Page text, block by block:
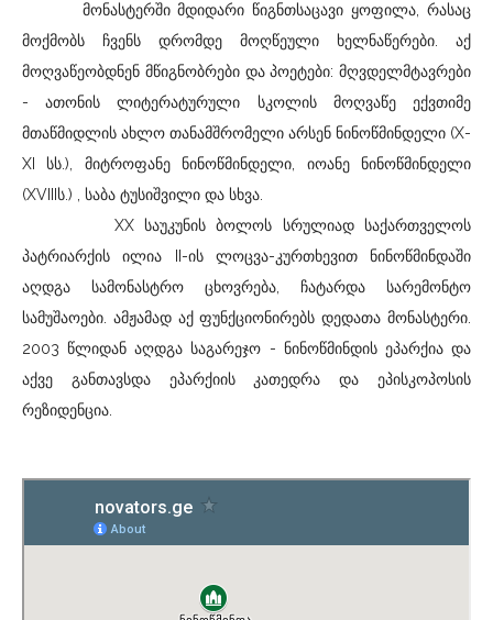
მონასტერში მდიდარი წიგნთსაცავი ყოფილა, რასაც
მოქმობს ჩვენს დრომდე მოღწეული ხელნაწერები. აქ
მოღვაწეობდნენ მწიგნობრები და პოეტები: მღვდელმტავრები
- ათონის ლიტერატურული სკოლის მოღვაწე ექვთიმე
მთაწმიდლის ახლო თანამშრომელი არსენ ნინოწმინდელი (X-
XI სს.), მიტროფანე ნინოწმინდელი, იოანე ნინოწმინდელი
(XVIIIს.) , საბა ტუსიშვილი და სხვა.
XX საუკუნის ბოლოს სრულიად საქართველოს
პატრიარქის ილია II-ის ლოცვა-კურთხევით ნინოწმინდაში
აღდგა სამონასტრო ცხოვრება, ჩატარდა სარემონტო
სამუშაოები. ამჟამად აქ ფუნქციონირებს დედათა მონასტერი.
2003 წლიდან აღდგა საგარეჯო - ნინოწმინდის ეპარქია და
აქვე განთავსდა ეპარქიის კათედრა და ეპისკოპოსის
რეზიდენცია.